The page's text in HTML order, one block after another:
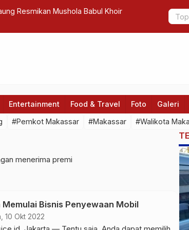
Resmikan Mushola Babul Khoir Panduan
Entertainment Food & Travel Foto Galeri
#Pemkot Makassar #Makassar #Walikota
menerima premi
Memulai Bisnis Penyewaan Mobil
10 Okt 2022